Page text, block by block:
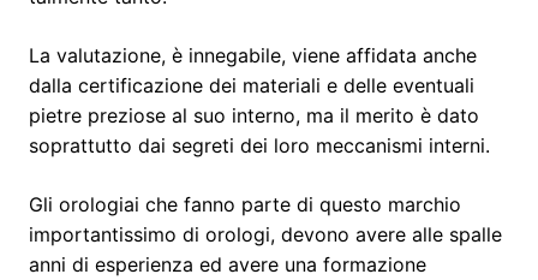
La valutazione, è innegabile, viene affidata anche
dalla certificazione dei materiali e delle eventuali
pietre preziose al suo interno, ma il merito è dato
soprattutto dai segreti dei loro meccanismi interni.
Gli orologiai che fanno parte di questo marchio
importantissimo di orologi, devono avere alle spalle
anni di esperienza ed avere una formazione